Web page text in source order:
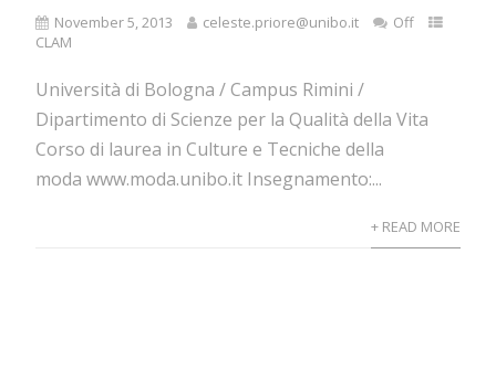
November 5, 2013 celeste.priore@unibo.it
Off
CLAM
Università di Bologna / Campus Rimini /
Dipartimento di Scienze per la Qualità della Vita
Corso di laurea in Culture e Tecniche della
moda www.moda.unibo.it Insegnamento:...
+ READ MORE